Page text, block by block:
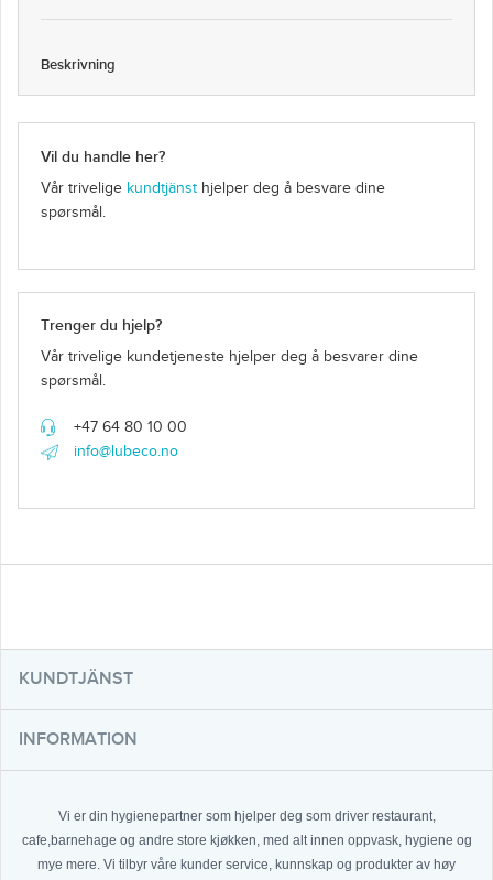
Beskrivning
Vil du handle her?
Vår trivelige kundtjänst hjelper deg å besvare dine
spørsmål.
Trenger du hjelp?
Vår trivelige kundetjeneste hjelper deg å besvarer dine
spørsmål.
+47 64 80 10 00
info@lubeco.no
KUNDTJÄNST
INFORMATION
Vi er din hygienepartner som hjelper deg som driver restaurant,
cafe,barnehage og andre store kjøkken, med alt innen oppvask, hygiene og
mye mere. Vi tilbyr våre kunder service, kunnskap og produkter av høy